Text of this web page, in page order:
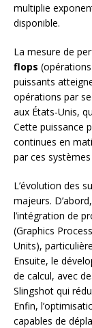
multiplie
disponible.
La mesure de
flops
puissants
opérations par
aux États-Unis,
Cette puissance
continues en
par ces
L’évolution des
majeurs.
l’intégration de
(Graphics
Units),
Ensuite, le
de calcul, avec
Slingshot qui
Enfin,
capables de